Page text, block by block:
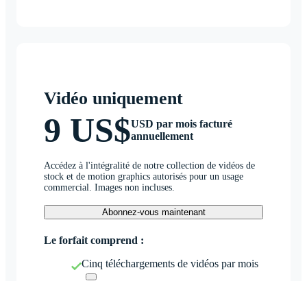
Vidéo uniquement
9 US$USD par mois facturé
annuellement
Accédez à l'intégralité de notre collection de vidéos de
stock et de motion graphics autorisés pour un usage
commercial. Images non incluses.
Abonnez-vous maintenant
Le forfait comprend :
Cinq téléchargements de vidéos par mois